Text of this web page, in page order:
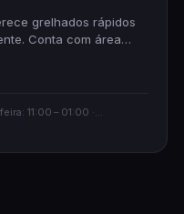
grelhados rápidos
Conta com área
um espaço animado
11:00 – 01:00 ·...